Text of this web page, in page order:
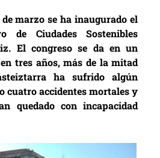
marzo se ha inaugurado el
de Ciudades Sostenibles
El congreso se da en un
tres años, más de la mitad
ha sufrido algún
cuatro accidentes mortales y
quedado con incapacidad